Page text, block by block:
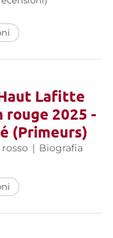
Lafitte
rouge 2025 -
(Primeurs)
| Biografia